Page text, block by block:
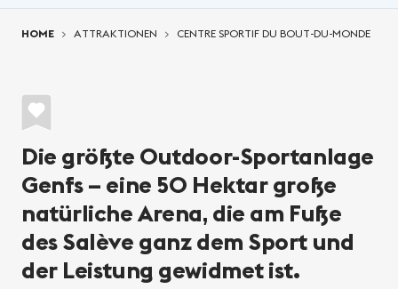
HOME ATTRAKTIONEN CENTRE SPORTIF DU BOUT-DU-MONDE
Die größte Outdoor-Sportanlage
Genfs – eine 50 Hektar große
natürliche Arena, die am Fuße
des Salève ganz dem Sport und
der Leistung gewidmet ist.